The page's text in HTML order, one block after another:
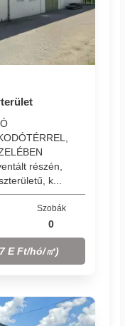
részén,
k...
Szobák
0
E Ft/hó/㎡)